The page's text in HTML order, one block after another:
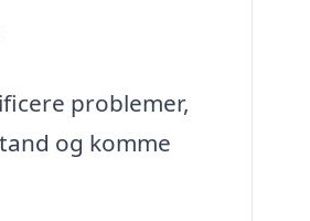
problemer,
og komme